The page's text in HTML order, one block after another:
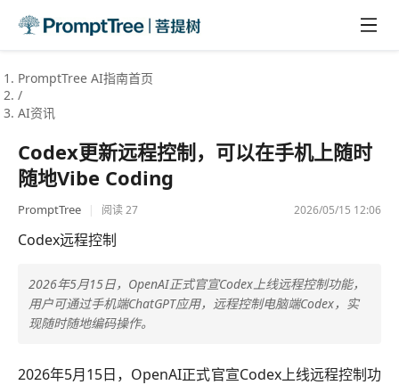
PromptTree AI指南首页
/
AI资讯
Codex更新远程控制，可以在手机上随时
随地Vibe Coding
PromptTree | 阅读27 2026/05/15 12:06
Codex远程控制
2026年5月15日，OpenAI正式官宣Codex上线远程控制功能，
用户可通过手机端ChatGPT应用，远程控制电脑端Codex，实
现随时随地编码操作。
2026年5月15日，OpenAI正式官宣Codex上线远程控制功